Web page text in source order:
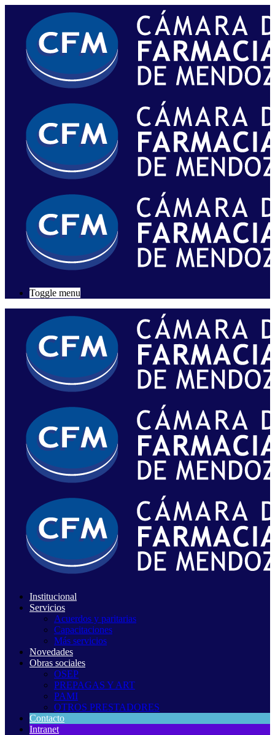
Toggle menu
Institucional
Servicios
Acuerdos y paritarias
Capacitaciones
Más servicios
Novedades
Obras sociales
OSEP
PREPAGAS Y ART
PAMI
OTROS PRESTADORES
Contacto
Intranet